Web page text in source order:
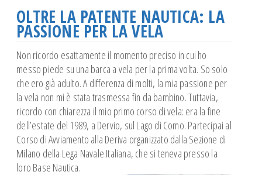
CORSO CATAMARANO
Canoa
Vela e disabili
Corsi Meteo
Corso GMDSS-SRC
SICUREZZA WS OSR 6.01
CORSO NAVIGAZIONE ASTRONOMICA
PATENTE NAUTICA
CONFERENZE
OLTRE LA PATENTE NAUTICA: LA
PASSIONE PER LA VELA
Non ricordo esattamente il momento preciso in cui ho
messo piede su una barca a vela per la prima volta. So solo
che ero già adulto. A differenza di molti, la mia passione per
la vela non mi è stata trasmessa fin da bambino. Tuttavia,
ricordo con chiarezza il mio primo corso di vela: era la fine
dell’estate del 1989, a Dervio, sul Lago di Como. Partecipai al
Corso di Avviamento alla Deriva organizzato dalla Sezione di
Milano della Lega Navale Italiana, che si teneva presso la
loro Base Nautica.